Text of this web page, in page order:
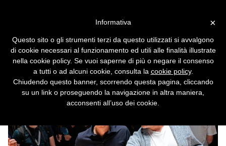
dell'iMac) lascia Apple
Jonathan Ive se ne va dopo 30 anni.
×
Informativa
Questo sito o gli strumenti terzi da questo utilizzati si avvalgono
di cookie necessari al funzionamento ed utili alle finalità illustrate
nella cookie policy. Se vuoi saperne di più o negare il consenso
a tutti o ad alcuni cookie, consulta la cookie policy.
Chiudendo questo banner, scorrendo questa pagina, cliccando
su un link o proseguendo la navigazione in altra maniera,
acconsenti all’uso dei cookie.